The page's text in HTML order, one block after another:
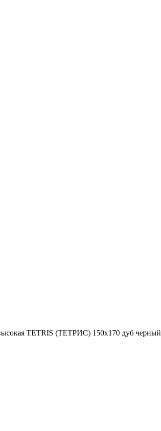
TETRIS (ТЕТРИС) 150х170 дуб черный